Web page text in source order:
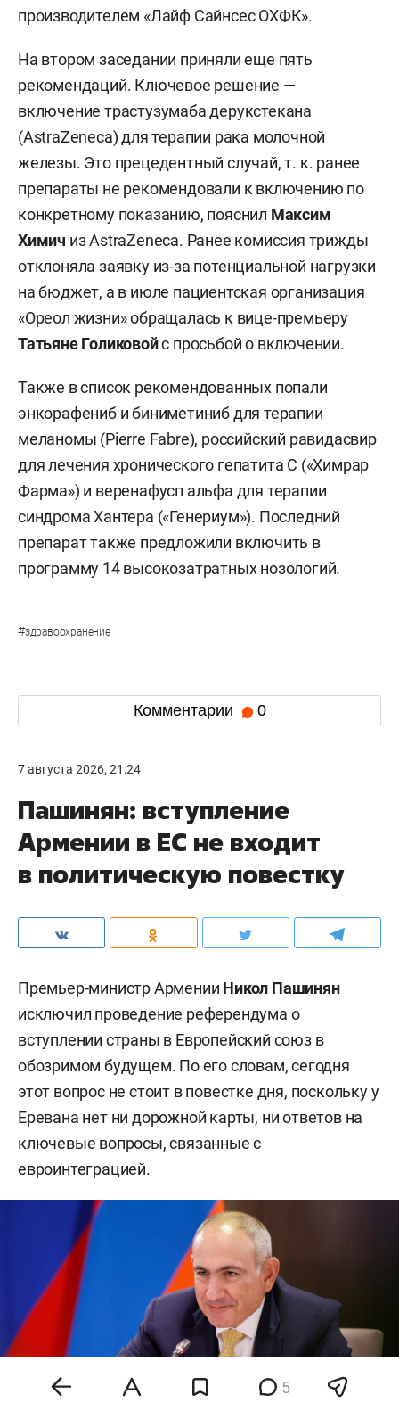
производителем «Лайф Сайнсес ОХФК».
На втором заседании приняли еще пять
рекомендаций. Ключевое решение —
включение трастузумаба дерукстекана
(AstraZeneca) для терапии рака молочной
железы. Это прецедентный случай, т. к. ранее
препараты не рекомендовали к включению по
конкретному показанию, пояснил Максим
Химич из AstraZeneca. Ранее комиссия трижды
отклоняла заявку из-за потенциальной нагрузки
на бюджет, а в июле пациентская организация
«Ореол жизни» обращалась к вице-премьеру
Татьяне Голиковойс просьбой о включении.
Также в список рекомендованных попали
энкорафениб и биниметиниб для терапии
меланомы (Pierre Fabre), российский равидасвир
для лечения хронического гепатита С («Химрар
Фарма») и веренафусп альфа для терапии
синдрома Хантера («Генериум»). Последний
препарат также предложили включить в
программу 14 высокозатратных нозологий.
#здравоохранение
Комментарии 0
7 августа 2026, 21:24
Пашинян: вступление
Армении в ЕС не входит
в политическую повестку
Премьер-министр Армении Никол Пашинян
исключил проведение референдума о
вступлении страны в Европейский союз в
обозримом будущем. По его словам, сегодня
этот вопрос не стоит в повестке дня, поскольку у
Еревана нет ни дорожной карты, ни ответов на
ключевые вопросы, связанные с
евроинтеграцией.
5